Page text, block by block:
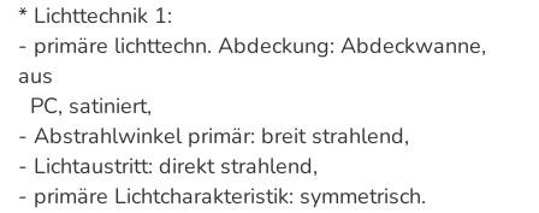
* Lichttechnik 1:
- primäre lichttechn. Abdeckung: Abdeckwanne,
aus
PC, satiniert,
- Abstrahlwinkel primär: breit strahlend,
- Lichtaustritt: direkt strahlend,
- primäre Lichtcharakteristik: symmetrisch.